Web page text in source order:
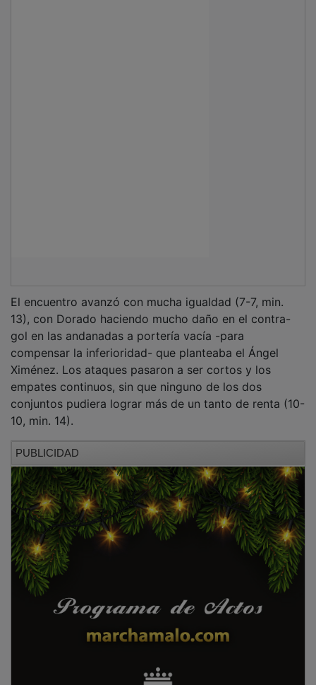
13), con Dorado haciendo mucho daño en el contra-
gol en las andanadas a portería vacía -para
compensar la inferioridad- que planteaba el Ángel
Ximénez. Los ataques pasaron a ser cortos y los
empates continuos, sin que ninguno de los dos
conjuntos pudiera lograr más de un tanto de renta (10-
10, min. 14).